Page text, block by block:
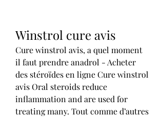
Winstrol cure avis
Cure winstrol avis, a quel moment
il faut prendre anadrol - Acheter
des stéroïdes en ligne Cure winstrol
avis Oral steroids reduce
inflammation and are used for
treating many. Tout comme d’autres